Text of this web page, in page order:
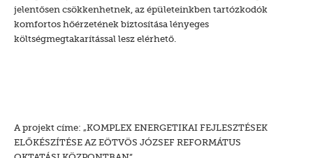
jelentősen csökkenhetnek, az épületeinkben tartózkodók
komfortos hőérzetének biztosítása lényeges
költségmegtakarítással lesz elérhető.
A projekt címe: „KOMPLEX ENERGETIKAI FEJLESZTÉSEK
ELŐKÉSZÍTÉSE AZ EÖTVÖS JÓZSEF REFORMÁTUS